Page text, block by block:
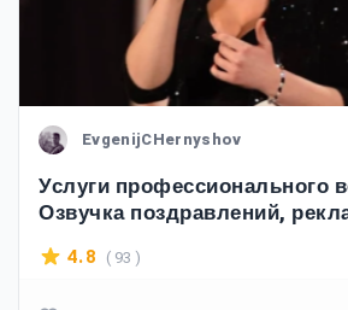
EvgenijCHernyshov
Услуги профессионального
Озвучка поздравлений,
4.8 ( 93 )